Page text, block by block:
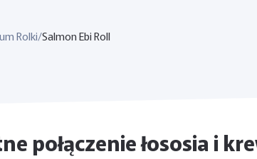
Rolki/Salmon Ebi Roll
połączenie łososia i